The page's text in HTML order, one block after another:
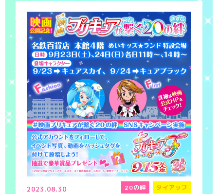
2023.08.30 20の絆 タイアップ